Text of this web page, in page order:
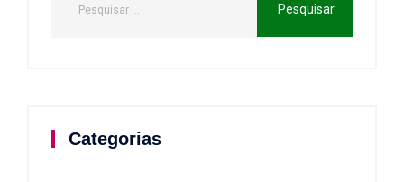
Categorias